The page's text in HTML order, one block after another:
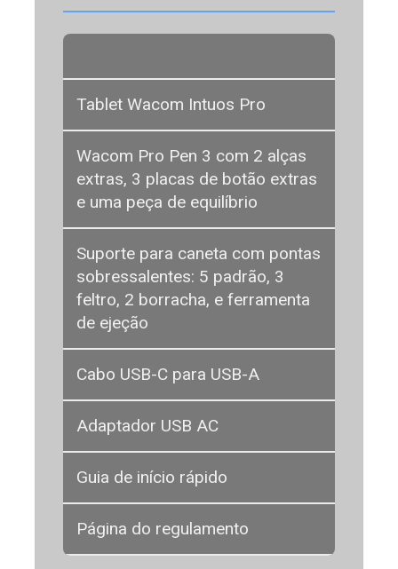
Tablet Wacom Intuos Pro
Wacom Pro Pen 3 com 2 alças
extras, 3 placas de botão extras
e uma peça de equilíbrio
Suporte para caneta com pontas
sobressalentes: 5 padrão, 3
feltro, 2 borracha, e ferramenta
de ejeção
Cabo USB-C para USB-A
Adaptador USB AC
Guia de início rápido
Página do regulamento